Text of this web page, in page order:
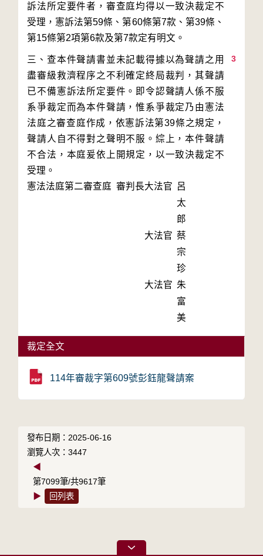
訴法所定要件者，審查庭均得以一致決裁定不
受理，憲訴法第59條、第60條第7款、第39條、
3
三、查本件聲請書並未記載得據以為聲請之用
盡審級救濟程序之不利確定終局裁判，其聲請
已不備憲訴法所定要件。即令認聲請人係不服
系爭裁定而為本件聲請，惟系爭裁定乃由憲法
法庭之審查庭作成，依憲訴法第39條之規定，
聲請人自不得對之聲明不服。綜上，本件聲請
不合法，本庭爰依上開規定，以一致決裁定不
受理。
憲法法庭第二審查庭 審判長大法官 呂
太
郎
大法官 蔡
宗
珍
大法官 朱
富
美
裁定全文
114年審裁字第609號彭鈺龍聲請案
發布日期：2025-06-16
瀏覽人次：3447
◀
第7099筆/共9617筆
▶
回列表